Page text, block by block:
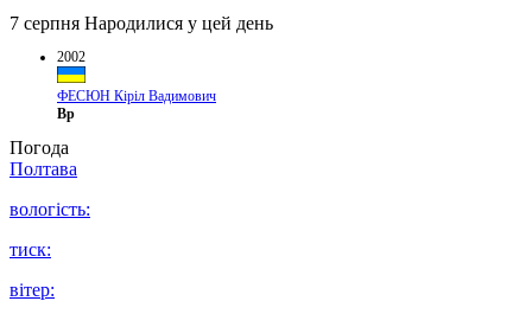
7 серпня Народилися у цей день
2002
ФЕСЮН Кіріл Вадимович
Вр
Погода
Полтава
вологість:
тиск:
вітер: